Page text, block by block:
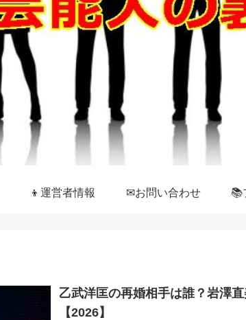
👦運営者情報 ✉お問い合わせ 📚
乙武洋匡の再婚相手は誰？岩澤
【2026】